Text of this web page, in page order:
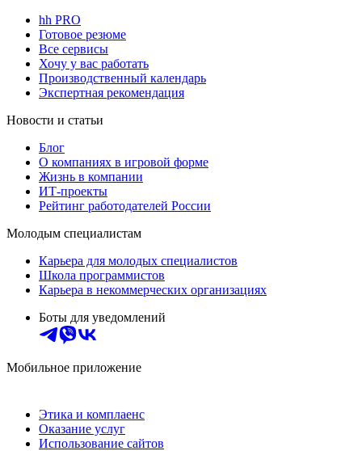
hh PRO
Готовое резюме
Все сервисы
Хочу у вас работать
Производственный календарь
Экспертная рекомендация
Новости и статьи
Блог
О компаниях в игровой форме
Жизнь в компании
ИТ-проекты
Рейтинг работодателей России
Молодым специалистам
Карьера для молодых специалистов
Школа программистов
Карьера в некоммерческих организациях
Боты для уведомлений
Мобильное приложение
Этика и комплаенс
Оказание услуг
Использование сайтов